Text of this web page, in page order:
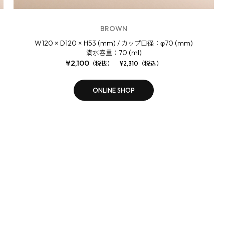
BROWN
W120 × D120 × H53 (mm) / カップ口径： φ70 (mm)
満水容量： 70 (ml)
¥2,100（税抜） ¥2,310（税込）
ONLINE SHOP